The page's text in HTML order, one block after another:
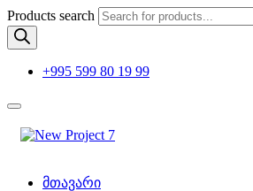
Products search
+995 599 80 19 99
მთავარი